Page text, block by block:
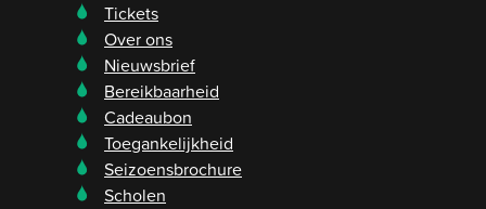
Tickets
Over ons
Nieuwsbrief
Bereikbaarheid
Cadeaubon
Toegankelijkheid
Seizoensbrochure
Scholen